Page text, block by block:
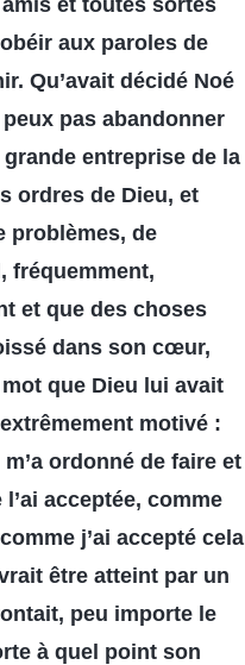
et toutes sortes
aux paroles de
Qu’avait décidé Noé
pas abandonner
entreprise de la
ordres de Dieu, et
problèmes, de
fréquemment,
et que des choses
dans son cœur,
que Dieu lui avait
motivé :
ordonné de faire et
acceptée, comme
j’ai accepté cela
être atteint par un
peu importe le
à quel point son